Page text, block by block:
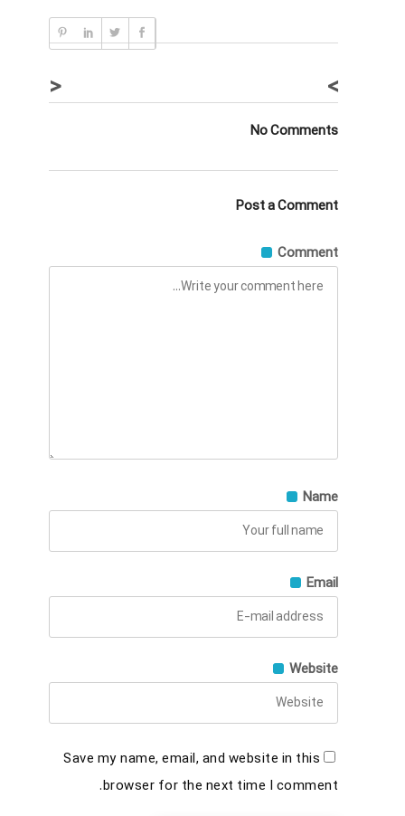
< >
No Comments
Post a Comment
Comment
Name
Email
Website
Save my name, email, and website in this
browser for the next time I comment.